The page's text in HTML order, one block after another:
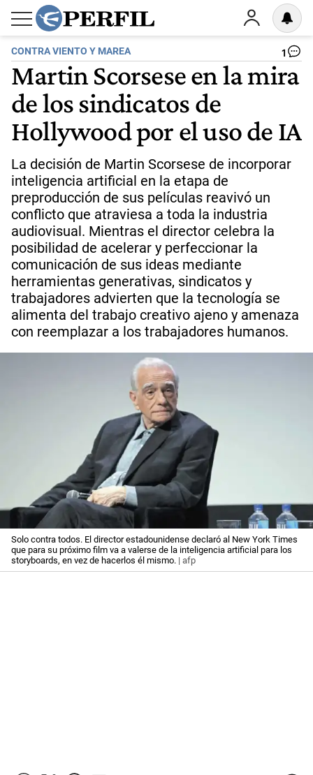
CONTRA VIENTO Y MAREA 1
Martin Scorsese en la mira
de los sindicatos de
Hollywood por el uso de IA
La decisión de Martin Scorsese de incorporar
inteligencia artificial en la etapa de
preproducción de sus películas reavivó un
conflicto que atraviesa a toda la industria
audiovisual. Mientras el director celebra la
posibilidad de acelerar y perfeccionar la
comunicación de sus ideas mediante
herramientas generativas, sindicatos y
trabajadores advierten que la tecnología se
alimenta del trabajo creativo ajeno y amenaza
con reemplazar a los trabajadores humanos.
Solo contra todos. El director estadounidense declaró al New York Times
que para su próximo film va a valerse de la inteligencia artificial para los
storyboards, en vez de hacerlos él mismo. | afp